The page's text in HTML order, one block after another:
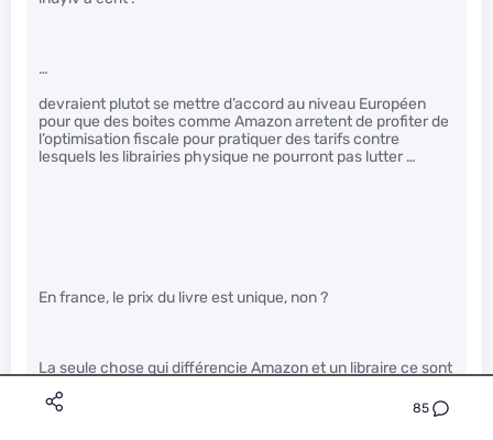
85
…
devraient plutot se mettre d’accord au niveau Européen
pour que des boites comme Amazon arretent de profiter de
l’optimisation fiscale pour pratiquer des tarifs contre
lesquels les librairies physique ne pourront pas lutter …
En france, le prix du livre est unique, non ?
La seule chose qui différencie Amazon et un libraire ce sont